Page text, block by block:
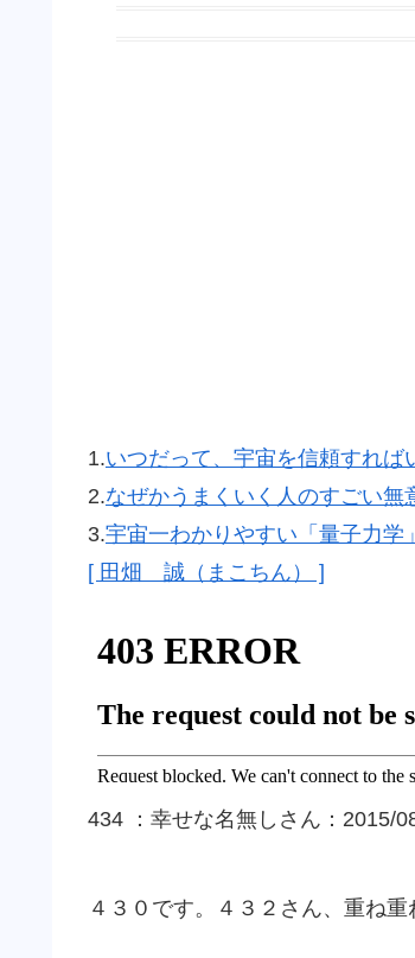
1.いつだって、宇宙を信頼すれば
2.なぜかうまくいく人のすごい無
3.宇宙一わかりやすい「量子力学
[ 田畑 誠（まこちん） ]
434 ：幸せな名無しさん：2015/
４３０です。４３２さん、重ね重